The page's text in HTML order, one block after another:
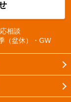
相談
（盆休）・GW